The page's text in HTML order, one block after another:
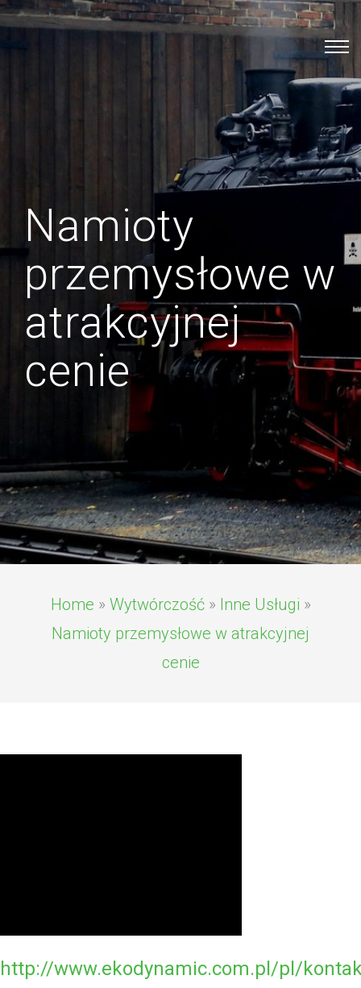
Namioty
przemysłowe w
atrakcyjnej
cenie
Home » Wytwórczość» Inne Usługi »
Namioty przemysłowe w atrakcyjnej
cenie
http://www.ekodynamic.com.pl/pl/